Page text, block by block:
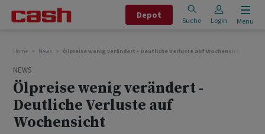
Depot
Suche Login Menu
Home News Ölpreise wenig verändert - Deutliche Verluste auf Wochensicht
NEWS
Ölpreise wenig verändert -
Deutliche Verluste auf
Wochensicht